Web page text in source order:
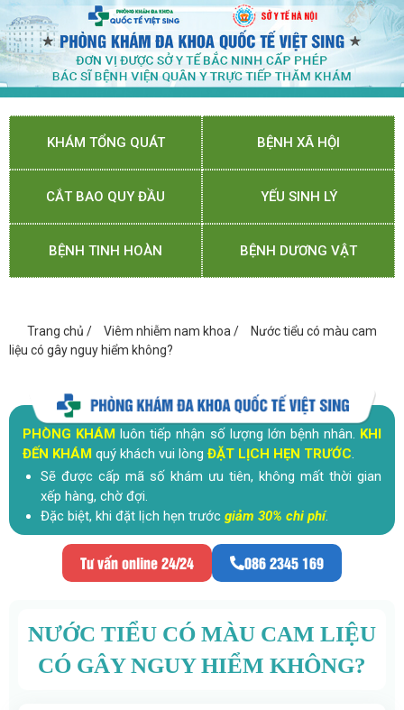
KHÁM TỔNG QUÁT BỆNH XÃ HỘI
CẮT BAO QUY ĐẦU YẾU SINH LÝ
BỆNH TINH HOÀN BỆNH DƯƠNG VẬT
Trang chủ / Viêm nhiễm nam khoa /
Nước tiểu có màu cam
liệu có gây nguy hiểm không?
PHÒNG KHÁM luôn tiếp nhận số lượng lớn bệnh nhân. KHI
ĐẾN KHÁM quý khách vui lòng ĐẶT LỊCH HẸN TRƯỚC.
Sẽ được cấp mã số khám ưu tiên, không mất thời gian
xếp hàng, chờ đợi.
Đặc biệt, khi đặt lịch hẹn trước giảm 30% chi phí.
Tư vấn online 24/24 086 2345 169
NƯỚC TIỂU CÓ MÀU CAM LIỆU
CÓ GÂY NGUY HIỂM KHÔNG?